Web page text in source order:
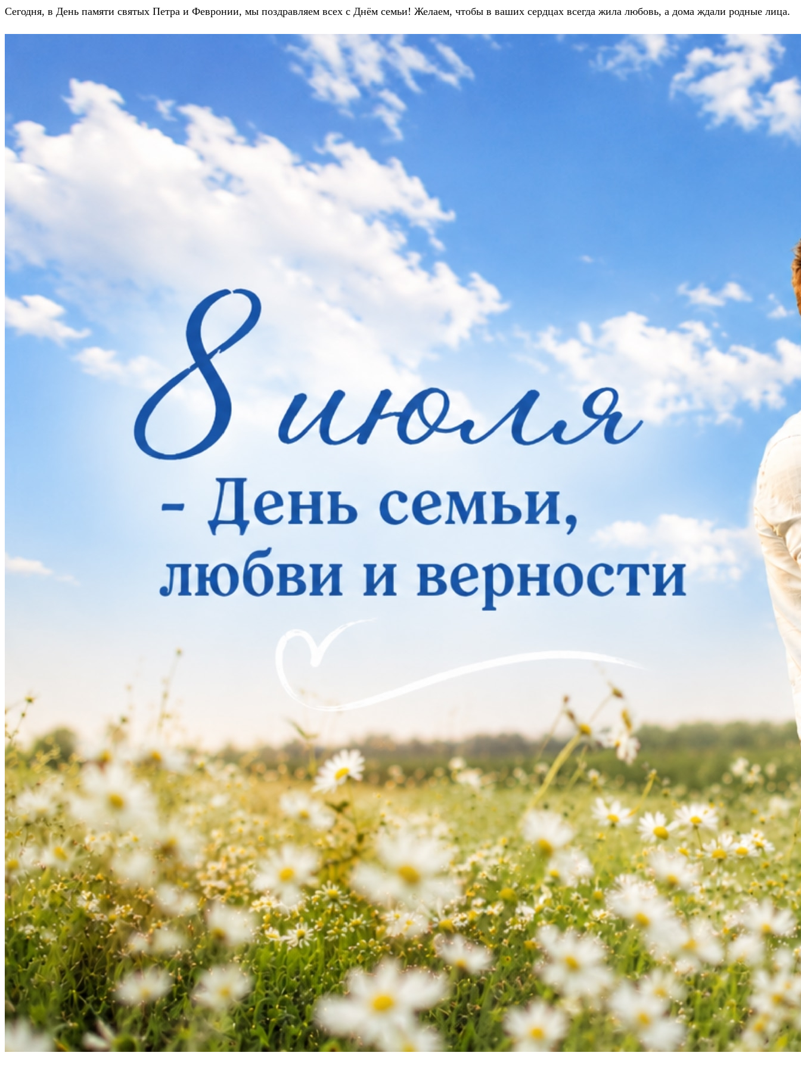
Сегодня, в День памяти святых Петра и Февронии, мы поздравляем всех с Днём семьи! Желаем, чтобы в ваших сердцах всегда жила любовь, а дома ждали родные лица.